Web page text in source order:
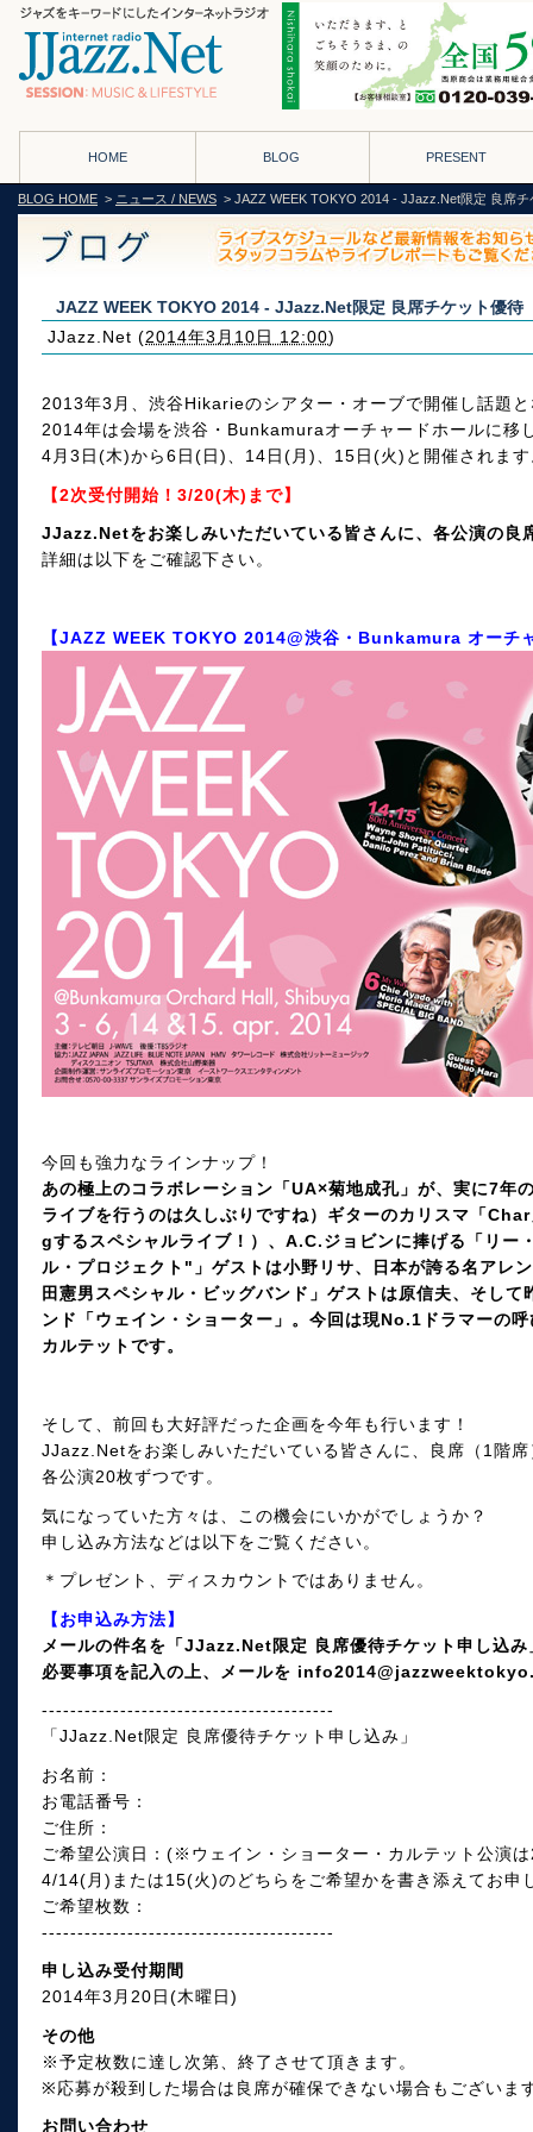
HOME BLOG PRESENT
BLOG HOME > ニュース / NEWS > JAZZ WEEK TOKYO 2014 - JJazz.Net限定 良席チ
JAZZ WEEK TOKYO 2014 - JJazz.Net限定 良席チケット優待
JJazz.Net (2014年3月10日 12:00)
2013年3月、渋谷Hikarieのシアター・オーブで開催し話題
2014年は会場を渋谷・Bunkamuraオーチャードホールに移
4月3日(木)から6日(日)、14日(月)、15日(火)と開催されま
【2次受付開始！3/20(木)まで】
JJazz.Netをお楽しみいただいている皆さんに、各公演の良
詳細は以下をご確認下さい。
【JAZZ WEEK TOKYO 2014@渋谷・Bunkamura オーチ
今回も強力なラインナップ！
あの極上のコラボレーション「UA×菊地成孔」が、実に7年
ライブを行うのは久しぶりですね）ギターのカリスマ「
gするスペシャルライブ！）、A.C.ジョビンに捧げる「リー
ル・プロジェクト"」ゲストは小野リサ、日本が誇る名アレ
田憲男スペシャル・ビッグバンド」ゲストは原信夫、そし
ンド「ウェイン・ショーター」。今回は現No.1ドラマーの
カルテットです。
そして、前回も大好評だった企画を今年も行います！
JJazz.Netをお楽しみいただいている皆さんに、良席（1階
各公演20枚ずつです。
気になっていた方々は、この機会にいかがでしょうか？
申し込み方法などは以下をご覧ください。
＊プレゼント、ディスカウントではありません。
【お申込み方法】
メールの件名を「JJazz.Net限定 良席優待チケット申し込
必要事項を記入の上、メールを
-----------------------------------------
「JJazz.Net限定 良席優待チケット申し込み」
お名前：
お電話番号：
ご住所：
ご希望公演日：(※ウェイン・ショーター・カルテット公演
4/14(月)または15(火)のどちらをご希望かを書き添えてお申
ご希望枚数：
-----------------------------------------
申し込み受付期間
2014年3月20日(木曜日)
その他
※予定枚数に達し次第、終了させて頂きます。
※応募が殺到した場合は良席が確保できない場合もございま
お問い合わせ